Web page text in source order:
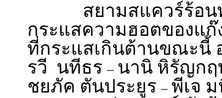
สยามสแควร์ร้อ
กระแสความฮอตของแ
ที่กระแสเกินต้านขณะนี้
รวี นทีธร– นานิ หิรัญก
ชยภัค ตันประยูร– พีเจ